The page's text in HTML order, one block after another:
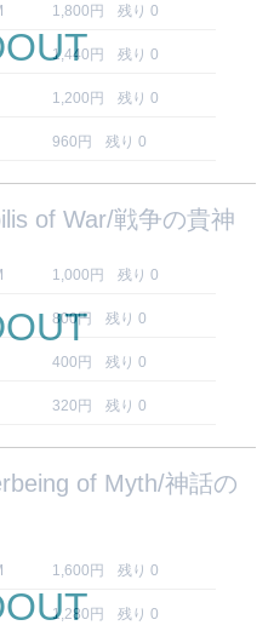
1,800円 残り 0
1,440円 残り 0
1,200円 残り 0
960円 残り 0
of War/戦争の貴神
1,000円 残り 0
800円 残り 0
400円 残り 0
320円 残り 0
of Myth/神話の
1,600円 残り 0
1,280円 残り 0